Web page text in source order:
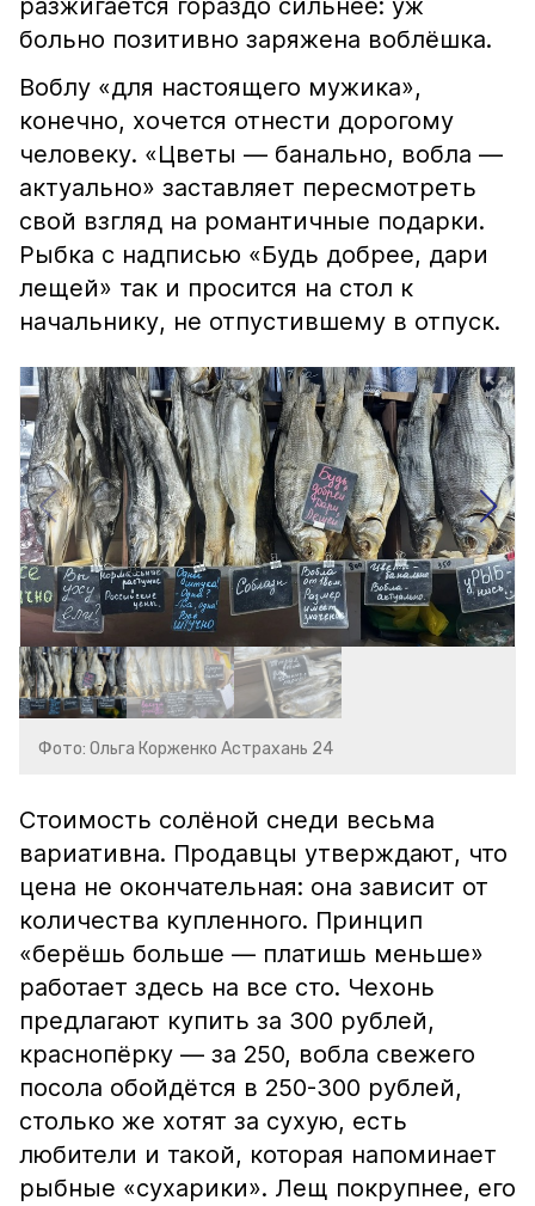
разжигается гораздо сильнее: уж
больно позитивно заряжена воблёшка.
Воблу «для настоящего мужика»,
конечно, хочется отнести дорогому
человеку. «Цветы — банально, вобла —
актуально» заставляет пересмотреть
свой взгляд на романтичные подарки.
Рыбка с надписью «Будь добрее, дари
лещей» так и просится на стол к
начальнику, не отпустившему в отпуск.
Фото: Ольга Корженко Астрахань 24
Стоимость солёной снеди весьма
вариативна. Продавцы утверждают, что
цена не окончательная: она зависит от
количества купленного. Принцип
«берёшь больше — платишь меньше»
работает здесь на все сто. Чехонь
предлагают купить за 300 рублей,
краснопёрку — за 250, вобла свежего
посола обойдётся в 250-300 рублей,
столько же хотят за сухую, есть
любители и такой, которая напоминает
рыбные «сухарики». Лещ покрупнее, его